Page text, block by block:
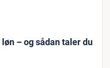
– og sådan taler du